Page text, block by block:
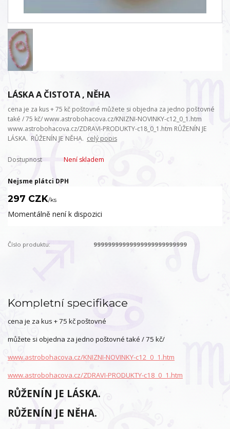
LÁSKA A ČISTOTA , NĚHA
cena je za kus + 75 kč poštovné můžete si objedna za jedno poštovné
také / 75 kč/ www.astrobohacova.cz/KNIZNI-NOVINKY-c12_0_1.htm
www.astrobohacova.cz/ZDRAVI-PRODUKTY-c18_0_1.htm RŮŽENÍN JE
LÁSKA. RŮŽENÍN JE NĚHA. celý popis
Dostupnost Není skladem
Nejsme plátci DPH
297 CZK/ks
Momentálně není k dispozici
Číslo produktu: 99999999999999999999999999
Kompletní specifikace
cena je za kus + 75 kč poštovné
můžete si objedna za jedno poštovné také / 75 kč/
www.astrobohacova.cz/KNIZNI-NOVINKY-c12_0_1.htm
www.astrobohacova.cz/ZDRAVI-PRODUKTY-c18_0_1.htm
RŮŽENÍN JE LÁSKA.
RŮŽENÍN JE NĚHA.